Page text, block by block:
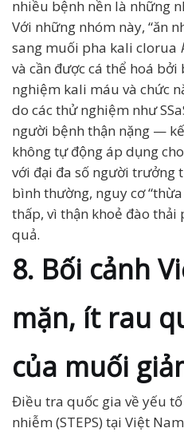
nhiều bệnh nền là những
Với những nhóm này, “ăn
sang muối pha kali clorua
và cần được cá thể hoá bởi
nghiệm kali máu và chức
do các thử nghiệm như
người bệnh thận nặng —
không tự động áp dụng
với đại đa số người trưởng
bình thường, nguy cơ
thấp, vì thận khoẻ đào thải
quả.
8. Bối cảnh
mặn, ít rau
của muối
Điều tra quốc gia về yếu
nhiễm (STEPS) tại Việt